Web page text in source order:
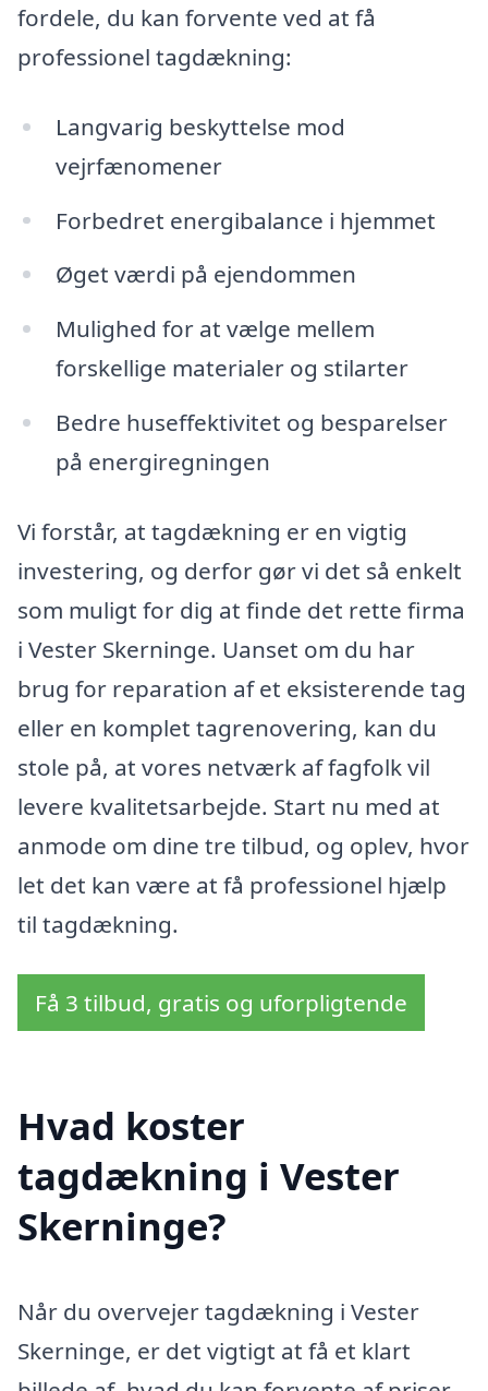
fordele, du kan forvente ved at få
professionel tagdækning:
Langvarig beskyttelse mod
vejrfænomener
Forbedret energibalance i hjemmet
Øget værdi på ejendommen
Mulighed for at vælge mellem
forskellige materialer og stilarter
Bedre huseffektivitet og besparelser
på energiregningen
Vi forstår, at tagdækning er en vigtig
investering, og derfor gør vi det så enkelt
som muligt for dig at finde det rette firma
i Vester Skerninge. Uanset om du har
brug for reparation af et eksisterende tag
eller en komplet tagrenovering, kan du
stole på, at vores netværk af fagfolk vil
levere kvalitetsarbejde. Start nu med at
anmode om dine tre tilbud, og oplev, hvor
let det kan være at få professionel hjælp
til tagdækning.
Få 3 tilbud, gratis og uforpligtende
Hvad koster
tagdækning i Vester
Skerninge?
Når du overvejer tagdækning i Vester
Skerninge, er det vigtigt at få et klart